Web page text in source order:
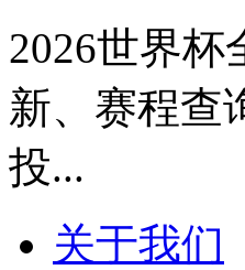
2026世界
新、赛程查
投...
关于我们